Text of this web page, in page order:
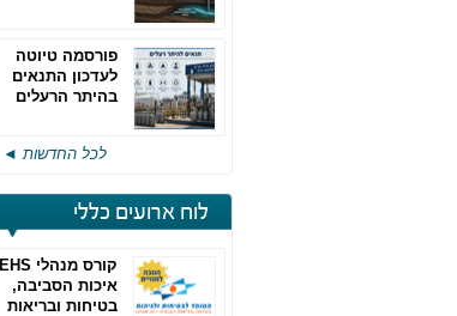
פורסמה טיוטה
לעדכון התנאים
בהיתר הרעלים
לכל החדשות ◄
לוח ארועים כללי
קורס מנהלי EHS
איכות הסביבה,
בטיחות ובריאות